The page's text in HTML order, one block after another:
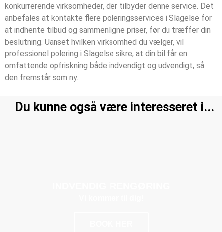
konkurrerende virksomheder, der tilbyder denne service. Det
anbefales at kontakte flere poleringsservices i Slagelse for
at indhente tilbud og sammenligne priser, før du træffer din
beslutning. Uanset hvilken virksomhed du vælger, vil
professionel polering i Slagelse sikre, at din bil får en
omfattende opfriskning både indvendigt og udvendigt, så
den fremstår som ny.
Du kunne også være interesseret i...